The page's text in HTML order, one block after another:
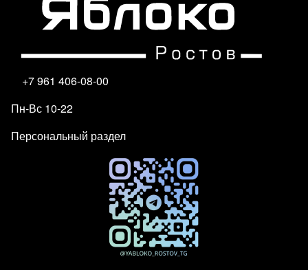
+7 961 406-08-00
Пн-Вс 10-22
Персональный раздел